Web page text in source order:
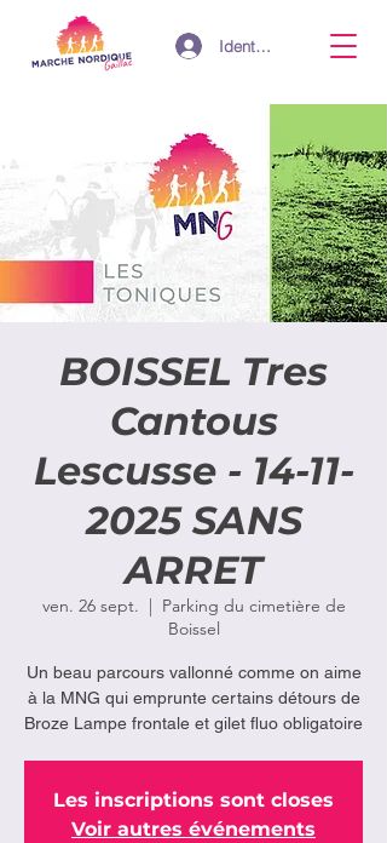
Identifiant
BOISSEL Tres
Cantous
Lescusse - 14-11-
2025 SANS
ARRET
ven. 26 sept.
  |
Parking du cimetière de
Boissel
Un beau parcours vallonné comme on aime
à la MNG qui emprunte certains détours de
Les inscriptions sont closes
Voir autres événements